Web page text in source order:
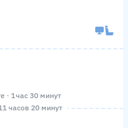
· 1 час 30 минут
часов 20 минут